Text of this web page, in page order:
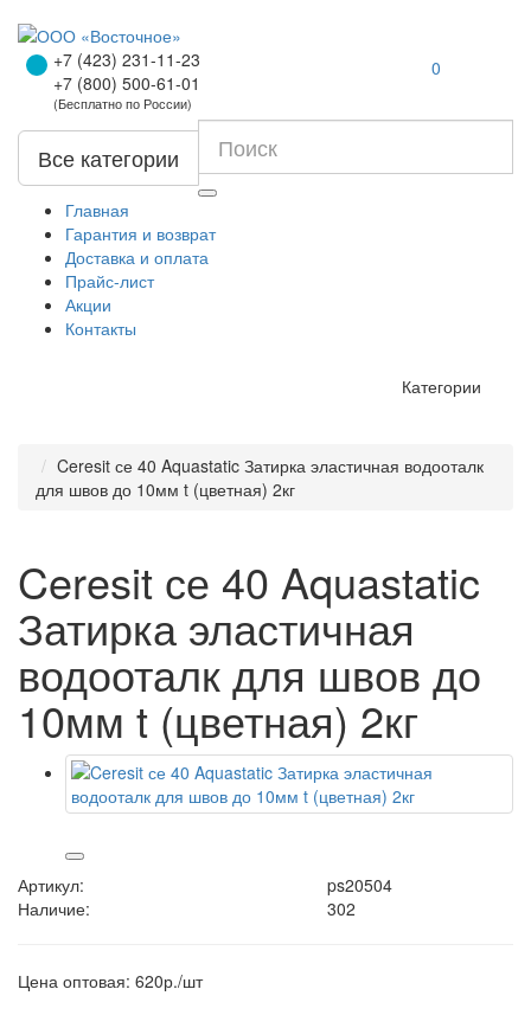
+7 (423) 231-11-23
+7 (800) 500-61-01
(Бесплатно по России)
0
Все категории
Главная
Гарантия и возврат
Доставка и оплата
Прайс-лист
Акции
Контакты
Категории
Ceresit се 40 Aquastatic Затирка эластичная водооталк
для швов до 10мм t (цветная) 2кг
Ceresit се 40 Aquastatic
Затирка эластичная
водооталк для швов до
10мм t (цветная) 2кг
Артикул:
ps20504
Наличие:
302
Цена оптовая: 620р./шт